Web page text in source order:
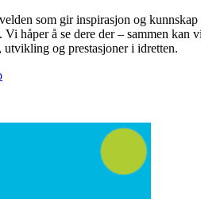
som gir inspirasjon og kunnskap
håper å se dere der – sammen kan
og prestasjoner i idretten.